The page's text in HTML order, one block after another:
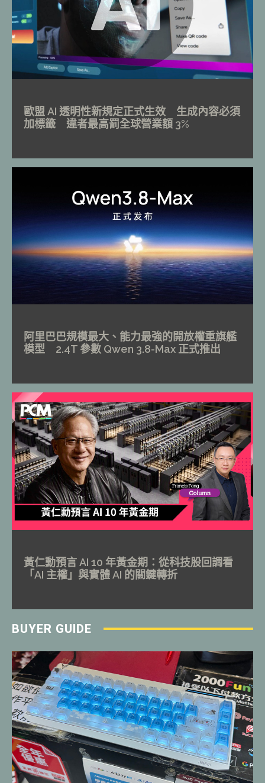
歐盟 AI 透明性新規定正式生效 生成內容必須
加標籤 違者最高罰全球營業額 3%
阿里巴巴規模最大、能力最強的開放權重旗艦
模型 2.4T 參數 Qwen 3.8-Max 正式推出
黃仁勳預言 AI 10 年黃金期：從科技股回調看
「AI 主權」與實體 AI 的關鍵轉折
BUYER GUIDE